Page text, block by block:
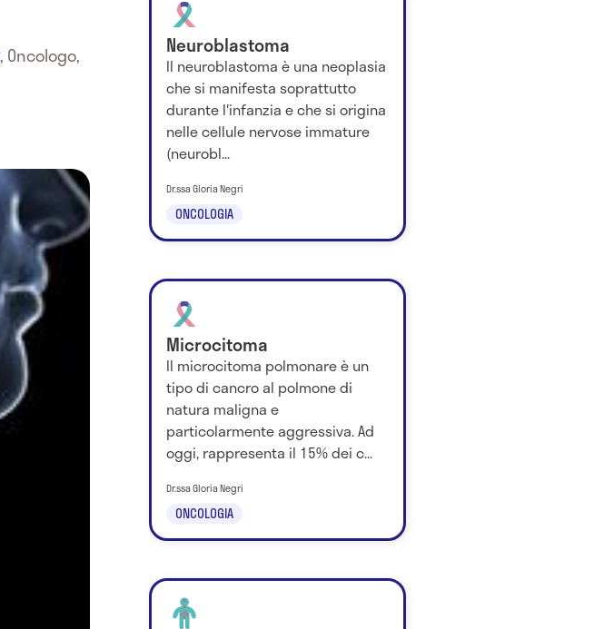
, Oncologo, Neuroblastoma
Il neuroblastoma è una neoplasia
che si manifesta soprattutto
durante l'infanzia e che si origina
nelle cellule nervose immature
(neurobl...
ONCOLOGIA
Dr.ssa Gloria Negri
Microcitoma
Il microcitoma polmonare è un
tipo di cancro al polmone di
natura maligna e
particolarmente aggressiva. Ad
oggi, rappresenta il 15% dei c...
ONCOLOGIA
Dr.ssa Gloria Negri